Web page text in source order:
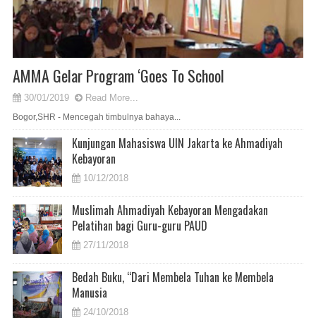
AMMA Gelar Program ‘Goes To School
30/01/2019 Read More...
Bogor,SHR - Mencegah timbulnya bahaya...
Kunjungan Mahasiswa UIN Jakarta ke Ahmadiyah
Kebayoran
10/12/2018
Muslimah Ahmadiyah Kebayoran Mengadakan
Pelatihan bagi Guru-guru PAUD
27/11/2018
Bedah Buku, “Dari Membela Tuhan ke Membela
Manusia
24/10/2018